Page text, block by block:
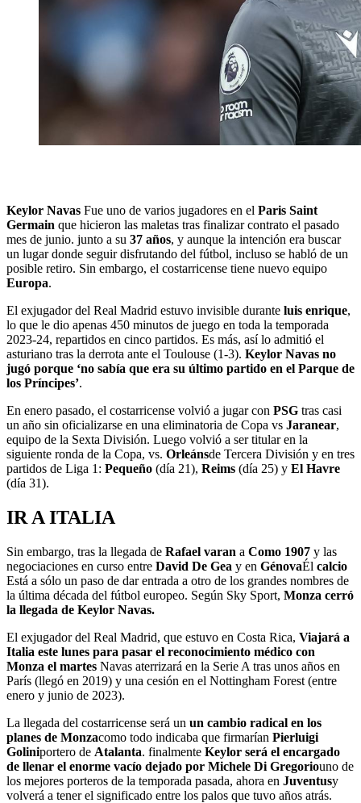
Keylor Navas Fue uno de varios jugadores en el Paris Saint
Germain que hicieron las maletas tras finalizar contrato el pasado
mes de junio. junto a su 37 años, y aunque la intención era buscar
un lugar donde seguir disfrutando del fútbol, ​​incluso se habló de un
posible retiro. Sin embargo, el costarricense tiene nuevo equipo
Europa.
El exjugador del Real Madrid estuvo invisible durante luis enrique,
lo que le dio apenas 450 minutos de juego en toda la temporada
2023-24, repartidos en cinco partidos. Es más, así lo admitió el
asturiano tras la derrota ante el Toulouse (1-3). Keylor Navas no
jugó porque ‘no sabía que era su último partido en el Parque de
los Príncipes’.
En enero pasado, el costarricense volvió a jugar con PSG tras casi
un año sin oficializarse en una eliminatoria de Copa vs Jaranear,
equipo de la Sexta División. Luego volvió a ser titular en la
siguiente ronda de la Copa, vs. Orleánsde Tercera División y en tres
partidos de Liga 1: Pequeño (día 21), Reims (día 25) y El Havre
(día 31).
IR A ITALIA
Sin embargo, tras la llegada de Rafael varan a Como 1907 y las
negociaciones en curso entre David De Gea y en GénovaÉl calcio
Está a sólo un paso de dar entrada a otro de los grandes nombres de
la última década del fútbol europeo. Según Sky Sport, Monza cerró
la llegada de Keylor Navas.
El exjugador del Real Madrid, que estuvo en Costa Rica, Viajará a
Italia este lunes para pasar el reconocimiento médico con
Monza el martes Navas aterrizará en la Serie A tras unos años en
París (llegó en 2019) y una cesión en el Nottingham Forest (entre
enero y junio de 2023).
La llegada del costarricense será un un cambio radical en los
planes de Monzacomo todo indicaba que firmarían Pierluigi
Goliniportero de Atalanta. finalmente Keylor será el encargado
de llenar el enorme vacío dejado por Michele Di Gregoriouno de
los mejores porteros de la temporada pasada, ahora en Juventusy
volverá a tener el significado entre los palos que tuvo años atrás.